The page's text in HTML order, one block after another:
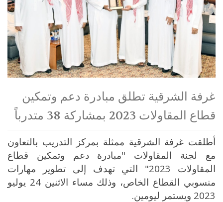
غرفة الشرقية تطلق مبادرة دعم وتمكين
قطاع المقاولات 2023 بمشاركة 38 متدرباً
أطلقت غرفة الشرقية ممثلة بمركز التدريب بالتعاون
مع لجنة المقاولات "مبادرة دعم وتمكين قطاع
المقاولات 2023" التي تهدف إلى تطوير مهارات
منسوبي القطاع الخاص، وذلك مساء الاثنين 24 يوليو
2023 ويستمر ليومين
.